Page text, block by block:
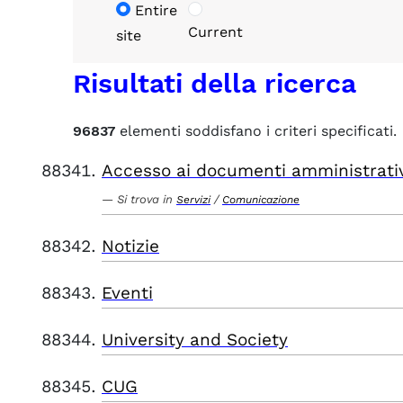
Entire
site
Current
Risultati della ricerca
96837 elementi soddisfano i criteri specificati.
Accesso ai documenti
Si trova in Servizi / Comunicazione
Notizie
Eventi
University and Society
CUG